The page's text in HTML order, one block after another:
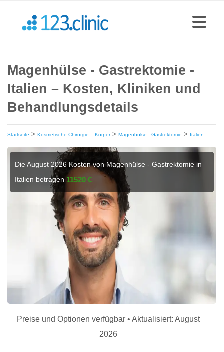
Magenhülse - Gastrektomie -
Italien – Kosten, Kliniken und
Behandlungsdetails
Startseite > Kosmetische Chirurgie – Körper> Magenhülse - Gastrektomie > Italien
Die August 2026 Kosten von Magenhülse - Gastrektomie in
Italien betragen 11520 €
Preise und Optionen verfügbar • Aktualisiert: August
2026